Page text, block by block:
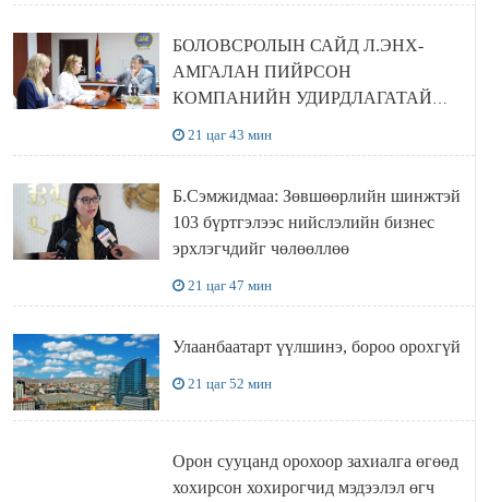
БОЛОВСРОЛЫН САЙД Л.ЭНХ-
АМГАЛАН ПИЙРСОН
КОМПАНИЙН УДИРДЛАГАТАЙ
21 цаг 43 мин
Б.Сэмжидмаа: Зөвшөөрлийн шинжтэй
103 бүртгэлээс нийслэлийн бизнес
эрхлэгчдийг чөлөөллөө
21 цаг 47 мин
Улаанбаатарт үүлшинэ, бороо орохгүй
21 цаг 52 мин
Орон сууцанд орохоор захиалга өгөөд
хохирсон хохирогчид мэдээлэл өгч